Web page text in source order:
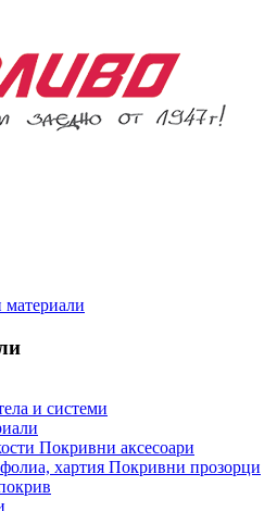
и системи
Покривни аксесоари
хартия Покривни прозорци